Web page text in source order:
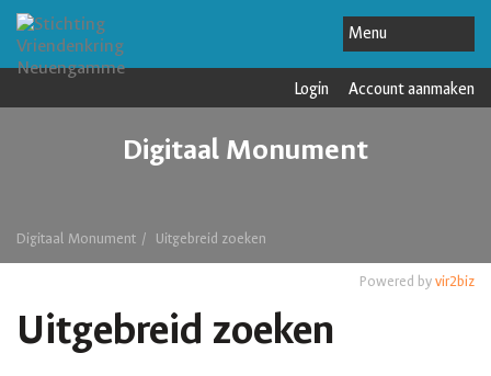
Login Account aanmaken
Digitaal Monument
Digitaal Monument Uitgebreid zoeken
Uitgebreid zoeken
Powered byvir2biz